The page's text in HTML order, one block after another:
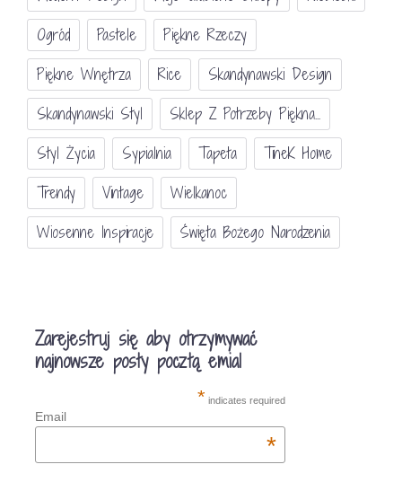
Ogród
Pastele
Piękne Rzeczy
Piękne Wnętrza
Rice
Skandynawski Design
Skandynawski Styl
Sklep Z Potrzeby Piękna...
Styl Życia
Sypialnia Tapeta
TineK Home
Trendy
Vintage
Wielkanoc
Wiosenne Inspiracje
Święta Bożego Narodzenia
Zarejestruj się aby otrzymywać
najnowsze posty pocztą emial
* indicates required
Email
*